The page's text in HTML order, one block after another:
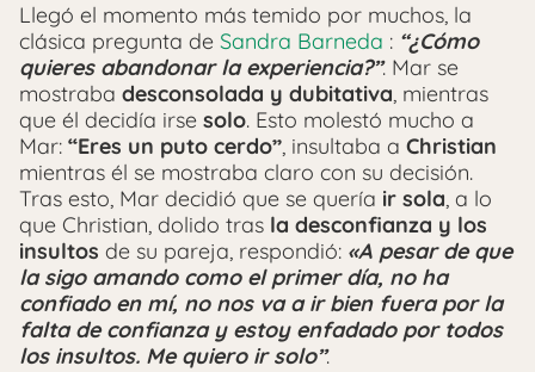
Llegó el momento más temido por muchos, la
clásica pregunta de Sandra Barneda : “¿Cómo
quieres abandonar la experiencia?”. Mar se
mostraba desconsolada y dubitativa, mientras
que él decidía irse solo. Esto molestó mucho a
Mar: “Eres un puto cerdo”, insultaba a Christian
mientras él se mostraba claro con su decisión.
Tras esto, Mar decidió que se quería ir sola, a lo
que Christian, dolido tras la desconfianza y los
insultos de su pareja, respondió: «A pesar de que
la sigo amando como el primer día, no ha
confiado en mí, no nos va a ir bien fuera por la
falta de confianza y estoy enfadado por todos
los insultos. Me quiero ir solo”.